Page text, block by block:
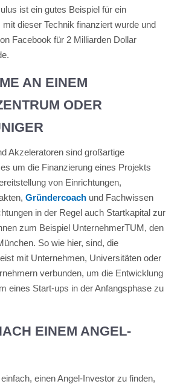
ist ein gutes Beispiel für ein
dieser Technik finanziert wurde und
Facebook für 2 Milliarden Dollar
AN EINEM
ODER
Akzeleratoren sind großartige
um die Finanzierung eines Projekts
von Einrichtungen,
Gründercoachund Fachwissen
in der Regel auch Startkapital zur
zum Beispiel UnternehmerTUM, den
So wie hier, sind, die
mit Unternehmen, Universitäten oder
verbunden, um die Entwicklung
eines Start-ups in der Anfangsphase zu
EINEM ANGEL-
einen Angel-Investor zu finden,